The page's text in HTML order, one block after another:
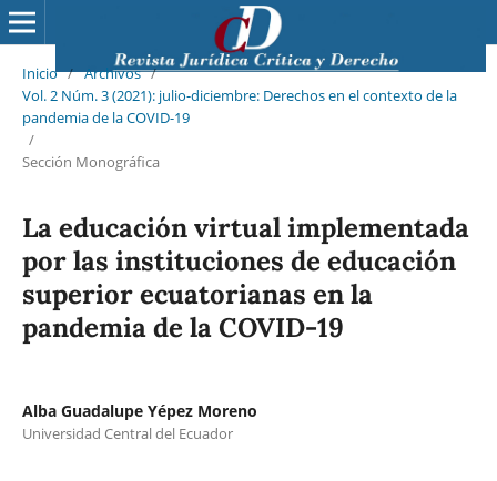
Inicio / Archivos /
Vol. 2 Núm. 3 (2021): julio-diciembre: Derechos en el contexto de la
pandemia de la COVID-19
/
Sección Monográfica
La educación virtual implementada
por las instituciones de educación
superior ecuatorianas en la
pandemia de la COVID-19
Alba Guadalupe Yépez Moreno
Universidad Central del Ecuador